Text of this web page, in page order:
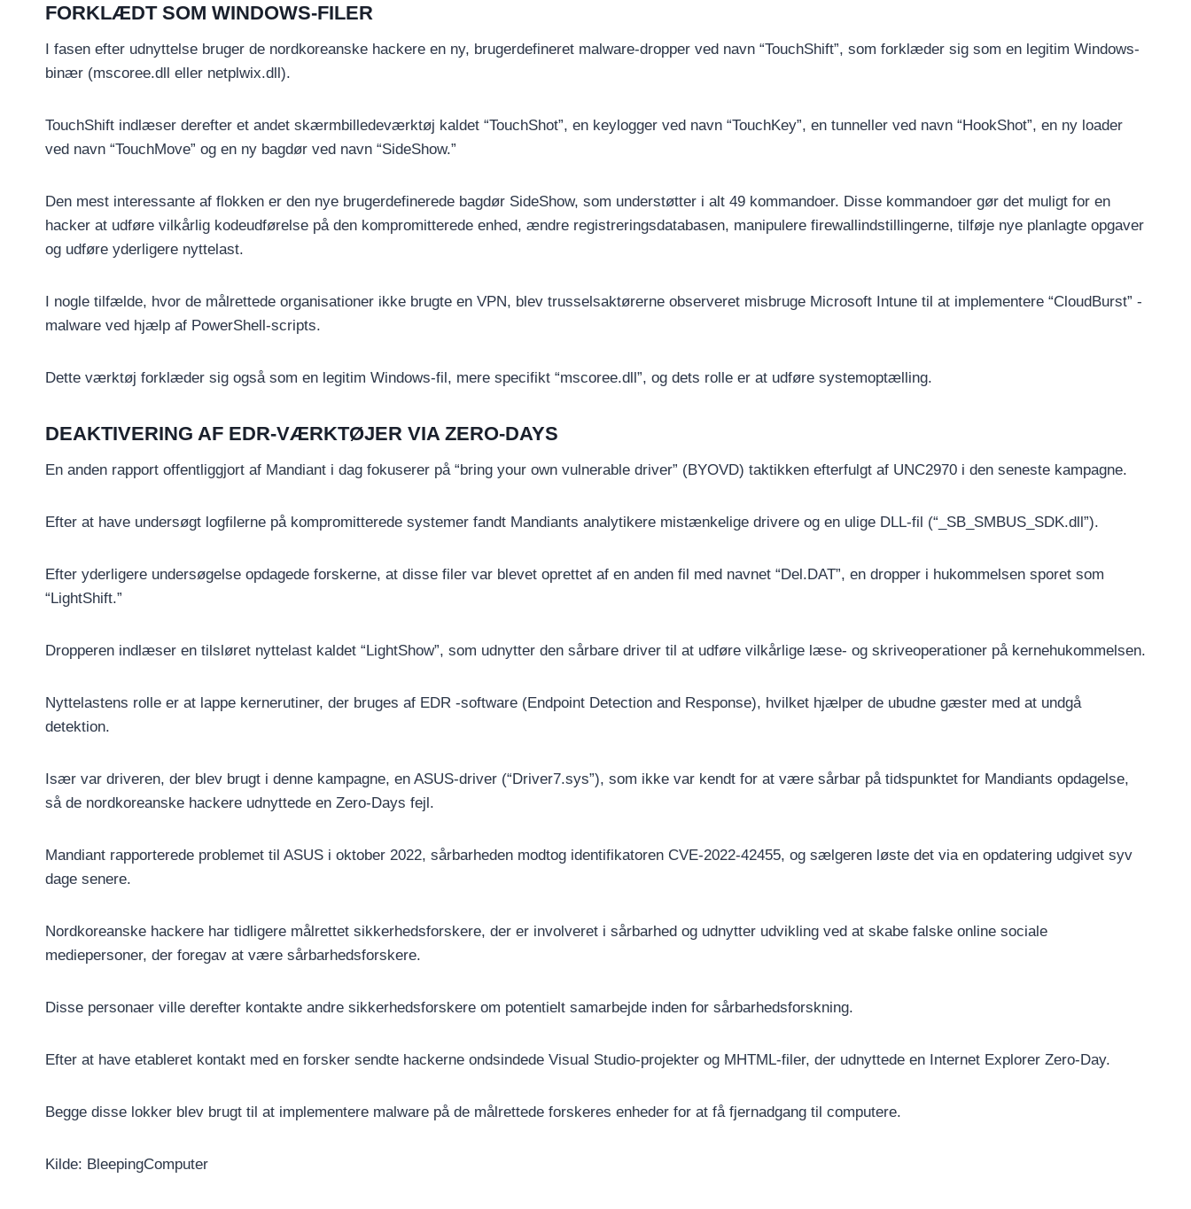
FORKLÆDT SOM WINDOWS-FILER
I fasen efter udnyttelse bruger de nordkoreanske hackere en ny, brugerdefineret malware-dropper ved navn “TouchShift”, som forklæder sig som en legitim Windows-
binær (mscoree.dll eller netplwix.dll).
TouchShift indlæser derefter et andet skærmbilledeværktøj kaldet “TouchShot”, en keylogger ved navn “TouchKey”, en tunneller ved navn “HookShot”, en ny loader
ved navn “TouchMove” og en ny bagdør ved navn “SideShow.”
Den mest interessante af flokken er den nye brugerdefinerede bagdør SideShow, som understøtter i alt 49 kommandoer. Disse kommandoer gør det muligt for en
hacker at udføre vilkårlig kodeudførelse på den kompromitterede enhed, ændre registreringsdatabasen, manipulere firewallindstillingerne, tilføje nye planlagte opgaver
og udføre yderligere nyttelast.
I nogle tilfælde, hvor de målrettede organisationer ikke brugte en VPN, blev trusselsaktørerne observeret misbruge Microsoft Intune til at implementere “CloudBurst” -
malware ved hjælp af PowerShell-scripts.
Dette værktøj forklæder sig også som en legitim Windows-fil, mere specifikt “mscoree.dll”, og dets rolle er at udføre systemoptælling.
DEAKTIVERING AF EDR-VÆRKTØJER VIA ZERO-DAYS
En anden rapport offentliggjort af Mandiant i dag fokuserer på “bring your own vulnerable driver” (BYOVD) taktikken efterfulgt af UNC2970 i den seneste kampagne.
Efter at have undersøgt logfilerne på kompromitterede systemer fandt Mandiants analytikere mistænkelige drivere og en ulige DLL-fil (“_SB_SMBUS_SDK.dll”).
Efter yderligere undersøgelse opdagede forskerne, at disse filer var blevet oprettet af en anden fil med navnet “Del.DAT”, en dropper i hukommelsen sporet som
“LightShift.”
Dropperen indlæser en tilsløret nyttelast kaldet “LightShow”, som udnytter den sårbare driver til at udføre vilkårlige læse- og skriveoperationer på kernehukommelsen.
Nyttelastens rolle er at lappe kernerutiner, der bruges af EDR -software (Endpoint Detection and Response), hvilket hjælper de ubudne gæster med at undgå
detektion.
Især var driveren, der blev brugt i denne kampagne, en ASUS-driver (“Driver7.sys”), som ikke var kendt for at være sårbar på tidspunktet for Mandiants opdagelse,
så de nordkoreanske hackere udnyttede en Zero-Days fejl.
Mandiant rapporterede problemet til ASUS i oktober 2022, sårbarheden modtog identifikatoren CVE-2022-42455, og sælgeren løste det via en opdatering udgivet syv
dage senere.
Nordkoreanske hackere har tidligere målrettet sikkerhedsforskere, der er involveret i sårbarhed og udnytter udvikling ved at skabe falske online sociale
mediepersoner, der foregav at være sårbarhedsforskere.
Disse personaer ville derefter kontakte andre sikkerhedsforskere om potentielt samarbejde inden for sårbarhedsforskning.
Efter at have etableret kontakt med en forsker sendte hackerne ondsindede Visual Studio-projekter og MHTML-filer, der udnyttede en Internet Explorer Zero-Day.
Begge disse lokker blev brugt til at implementere malware på de målrettede forskeres enheder for at få fjernadgang til computere.
Kilde: BleepingComputer